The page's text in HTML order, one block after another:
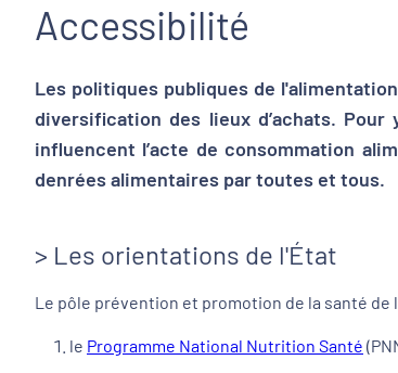
Accessibilité
Les politiques publiques de
diversification des lieux d’achats.
influencent l’acte de consommation
denrées alimentaires par toutes et tous.
> Les orientations de l'État
Le pôle prévention et promotion de la santé de
le Programme National Nutrition Santé